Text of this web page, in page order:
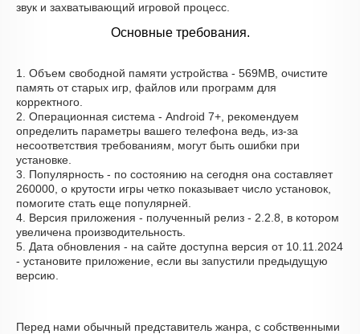
звук и захватывающий игровой процесс.
Основные требования.
1. Объем свободной памяти устройства - 569MB, очистите
память от старых игр, файлов или программ для
корректного.
2. Операционная система - Android 7+, рекомендуем
определить параметры вашего телефона ведь, из-за
несоответствия требованиям, могут быть ошибки при
установке.
3. Популярность - по состоянию на сегодня она составляет
260000, о крутости игры четко показывает число установок,
помогите стать еще популярней.
4. Версия приложения - полученный релиз - 2.2.8, в котором
увеличена производительность.
5. Дата обновления - на сайте доступна версия от 10.11.2024
- установите приложение, если вы запустили предыдущую
версию.
Перед нами обычный представитель жанра, с собственными